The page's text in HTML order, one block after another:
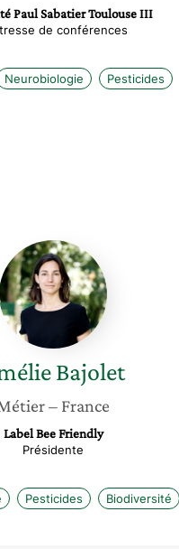
Paul Sabatier Toulouse III
de conférences
Neurobiologie Pesticides
Amélie
Bajolet
Bajolet
– France
Label Bee Friendly
Présidente
Pesticides Biodiversité